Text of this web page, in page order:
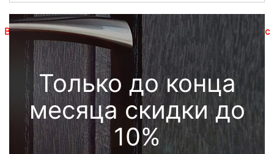
Все комплектующие приобретаются только в комплекте с
дверным полотном!
Только до конца
месяца скидки до
10%